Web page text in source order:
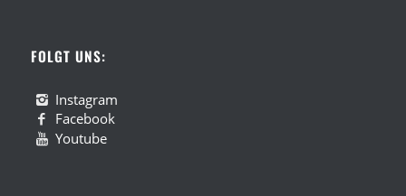
FOLGT UNS:
Instagram
Facebook
Youtube